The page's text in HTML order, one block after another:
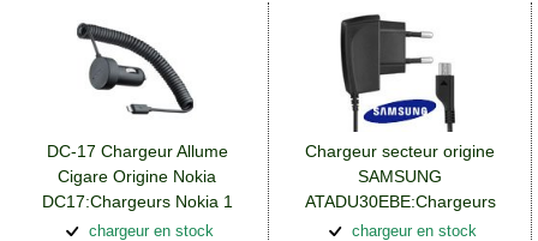
DC-17 Chargeur Allume
Cigare Origine Nokia
DC17:Chargeurs Nokia 1
chargeur en stock
Chargeur secteur origine
SAMSUNG
ATADU30EBE:Chargeurs
Nokia 1
chargeur en stock